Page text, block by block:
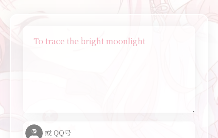
To trace the bright moonlight